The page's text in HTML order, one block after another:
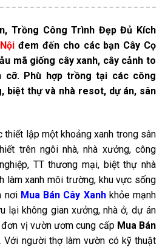
Trồng Công Trình Đẹp Đủ Kích
đem đến cho các bạn Cây Cọ
mã giống cây xanh, cây cảnh to
cỡ. Phù hợp trồng tại các công
biệt thự và nhà resot, dự án, sân
thiết lập một khoảng xanh trong sân
trên ngôi nhà, nhà xưởng, công
TT thương mại, biệt thự nhà
làm xanh môi trường, khu vực sống
nơi Mua Bán Cây Xanhkhỏe mạnh
lại không gian xưởng, nhà ở, dự án
đơn vị vườn ươm cung cấp Mua Bán
Với người thợ làm vườn có kỹ thuật